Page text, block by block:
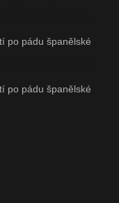
po pádu španělské
po pádu španělské